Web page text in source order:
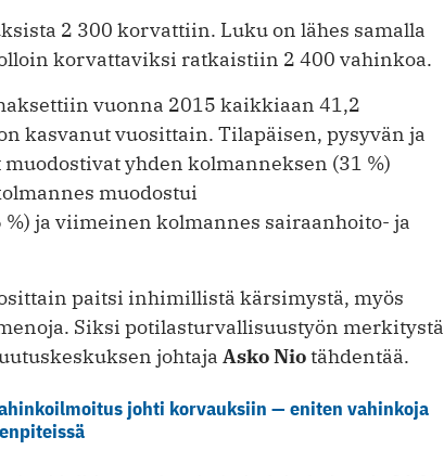
2 300 korvattiin. Luku on lähes samalla
korvattaviksi ratkaistiin 2 400 vahinkoa.
vuonna 2015 kaikkiaan 41,2
kasvanut vuosittain. Tilapäisen, pysyvän ja
yhden kolmanneksen (31 %)
muodostui
ja viimeinen kolmannes sairaanhoito- ja
paitsi inhimillistä kärsimystä, myös
Siksi potilasturvallisuustyön merkitystä
johtaja Asko Niotähdentää.
johti korvauksiin­­­­ — eniten vahinkoja